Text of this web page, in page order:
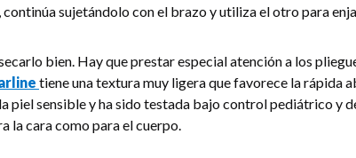
continúa sujetándolo con el brazo y utiliza el otro para
bien. Hay que prestar especial atención a los
tiene una textura muy ligera que favorece la rápida
piel sensible y ha sido testada bajo control pediátrico y
la cara como para el cuerpo.